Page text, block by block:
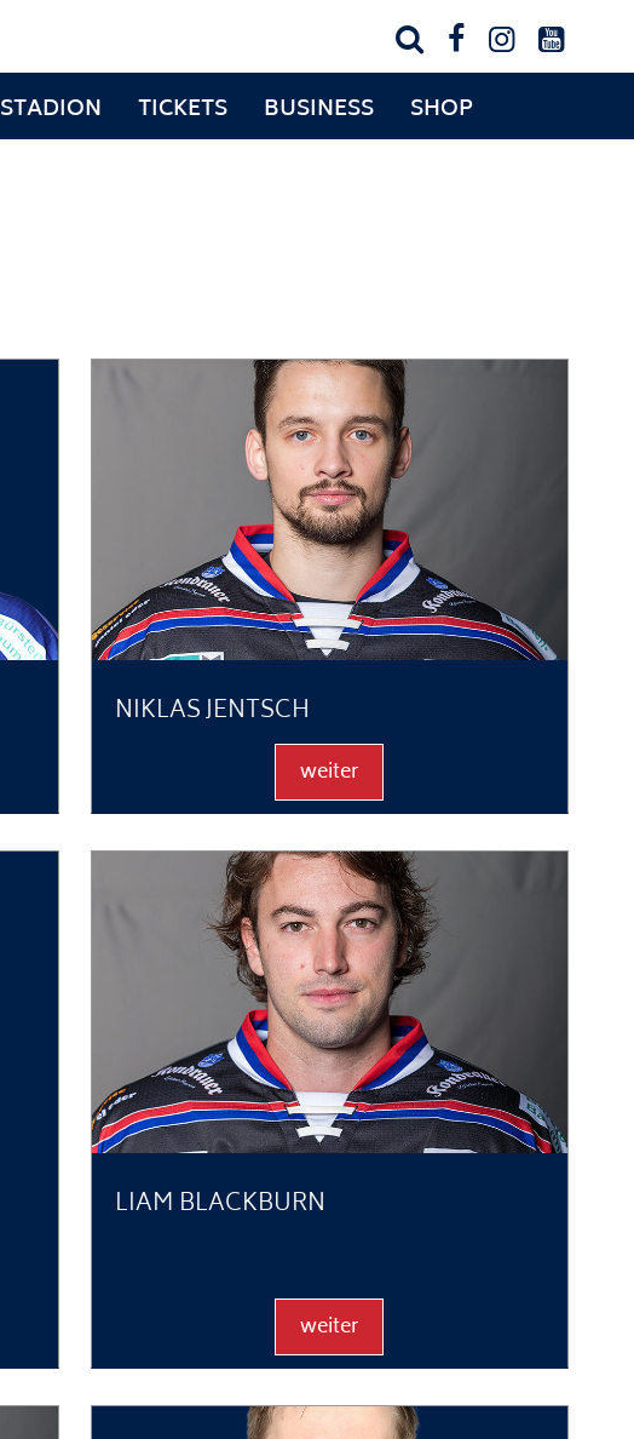
   
STADION TICKETS BUSINESS SHOP
NIKLAS JENTSCH
weiter
LIAM BLACKBURN
weiter